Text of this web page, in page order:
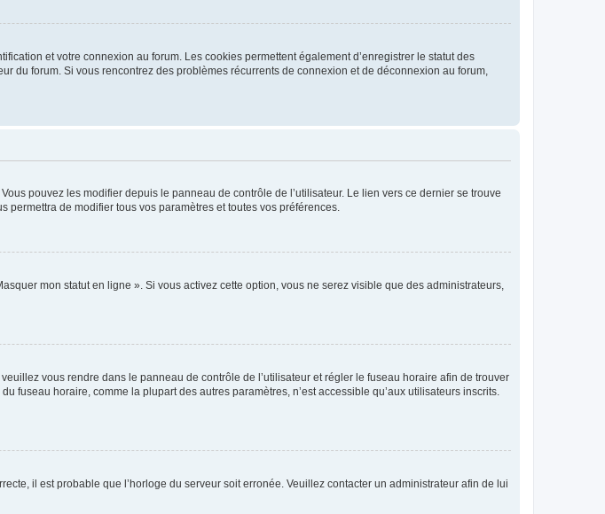
et votre connexion au forum. Les cookies permettent également d’enregistrer le statut des
du forum. Si vous rencontrez des problèmes récurrents de connexion et de déconnexion au forum,
pouvez les modifier depuis le panneau de contrôle de l’utilisateur. Le lien vers ce dernier se trouve
permettra de modifier tous vos paramètres et toutes vos préférences.
mon statut en ligne ». Si vous activez cette option, vous ne serez visible que des administrateurs,
vous rendre dans le panneau de contrôle de l’utilisateur et régler le fuseau horaire afin de trouver
fuseau horaire, comme la plupart des autres paramètres, n’est accessible qu’aux utilisateurs inscrits.
il est probable que l’horloge du serveur soit erronée. Veuillez contacter un administrateur afin de lui